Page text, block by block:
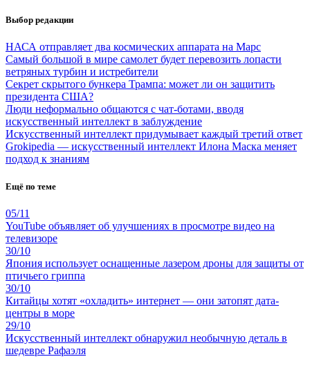
Выбор редакции
НАСА отправляет два космических аппарата на Марс
Самый большой в мире самолет будет перевозить лопасти
ветряных турбин и истребители
Секрет скрытого бункера Трампа: может ли он защитить
президента США?
Люди неформально общаются с чат-ботами, вводя
искусственный интеллект в заблуждение
Искусственный интеллект придумывает каждый третий ответ
Grokipedia — искусственный интеллект Илона Маска меняет
подход к знаниям
Ещё по теме
05/11
YouTube объявляет об улучшениях в просмотре видео на
телевизоре
30/10
Япония использует оснащенные лазером дроны для защиты от
птичьего гриппа
30/10
Китайцы хотят «охладить» интернет — они затопят дата-
центры в море
29/10
Искусственный интеллект обнаружил необычную деталь в
шедевре Рафаэля